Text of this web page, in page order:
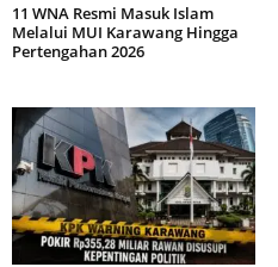
11 WNA Resmi Masuk Islam
Melalui MUI Karawang Hingga
Pertengahan 2026